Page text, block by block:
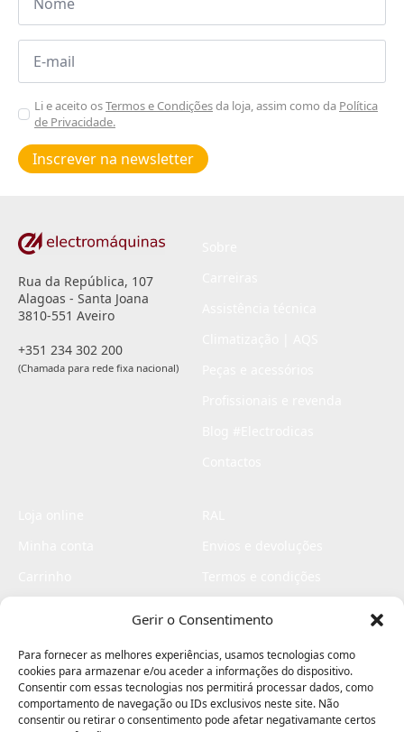
Gerir o Consentimento
Para fornecer as melhores experiências, usamos tecnologias como
cookies para armazenar e/ou aceder a informações do dispositivo.
Consentir com essas tecnologias nos permitirá processar dados, como
comportamento de navegação ou IDs exclusivos neste site. Não
consentir ou retirar o consentimento pode afetar negativamante certos
Email
Aceitar
Poiticas
de
privacidade
Li e aceito osTermos e Condiçõesda loja, assim como da Política
de Privacidade.
Inscrever na newsletter
Rua da República, 107
Alagoas - Santa Joana
3810-551 Aveiro
+351 234 302 200
(Chamada para rede fixa nacional)
Livro de elogios